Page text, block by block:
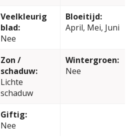
Veelkleurig
blad:
Nee
Bloeitijd:
April, Mei, Juni
Zon /
schaduw:
Lichte
schaduw
Wintergroen:
Nee
Giftig:
Nee